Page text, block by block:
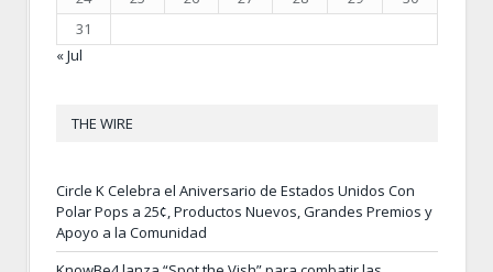
31
« Jul
THE WIRE
Circle K Celebra el Aniversario de Estados Unidos Con
Polar Pops a 25¢, Productos Nuevos, Grandes Premios y
Apoyo a la Comunidad